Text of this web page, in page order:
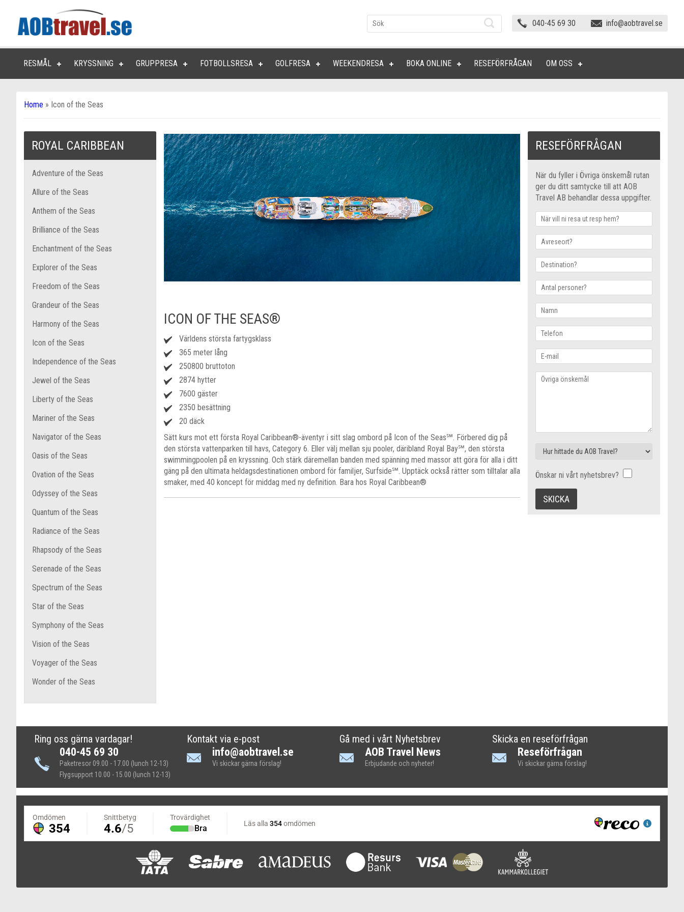
040-45 69 30 info@aobtravel.se
RESMÅL KRYSSNING GRUPPRESA FOTBOLLSRESA GOLFRESA WEEKENDRESA BOKA ONLINE RESEFÖRFRÅGAN OM OSS
Home » Icon of the Seas
ROYAL CARIBBEAN
Adventure of the Seas
Allure of the Seas
Anthem of the Seas
Brilliance of the Seas
Enchantment of the Seas
Explorer of the Seas
Freedom of the Seas
Grandeur of the Seas
Harmony of the Seas
Icon of the Seas
Independence of the Seas
Jewel of the Seas
Liberty of the Seas
Mariner of the Seas
Navigator of the Seas
Oasis of the Seas
Ovation of the Seas
Odyssey of the Seas
Quantum of the Seas
Radiance of the Seas
Rhapsody of the Seas
Serenade of the Seas
Spectrum of the Seas
Star of the Seas
Symphony of the Seas
Vision of the Seas
Voyager of the Seas
Wonder of the Seas
ICON OF THE SEAS®
Världens största fartygsklass
365 meter lång
250800 bruttoton
2874 hytter
7600 gäster
2350 besättning
20 däck
Sätt kurs mot ett första Royal Caribbean®-äventyr i sitt slag ombord på Icon of the Seas℠. Förbered dig på
den största vattenparken till havs, Category 6. Eller välj mellan sju pooler, däribland Royal Bay℠, den största
swimmingpoolen på en kryssning. Och stärk däremellan banden med spänning med massor att göra för alla i ditt
gäng på den ultimata heldagsdestinationen ombord för familjer, Surfside℠. Upptäck också rätter som tilltalar alla
smaker, med 40 koncept för middag med ny definition. Bara hos Royal Caribbean®
RESEFÖRFRÅGAN
När du fyller i Övriga önskemål rutan
ger du ditt samtycke till att AOB
Travel AB behandlar dessa uppgifter.
Önskar ni vårt nyhetsbrev?
Ring oss gärna vardagar!
040-45 69 30
Paketresor 09.00 - 17.00 (lunch 12-13)
Flygsupport 10.00 - 15.00 (lunch 12-13)
Kontakt via e-post
info@aobtravel.se
Vi skickar gärna förslag!
Gå med i vårt Nyhetsbrev
AOB Travel News
Erbjudande och nyheter!
Skicka en reseförfrågan
Reseförfrågan
Vi skickar gärna förslag!